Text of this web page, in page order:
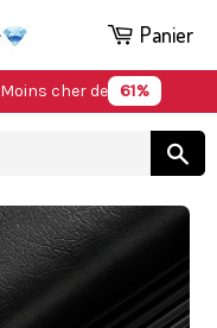
Moins cher de 61%
Panier